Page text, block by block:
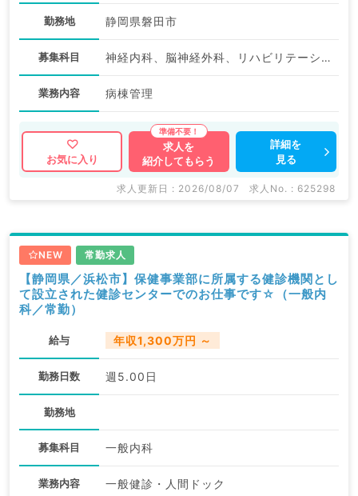
勤務地 静岡県磐田市
募集科目 神経内科、脳神経外科、リハビリテーション科、一般内科、呼吸器内科
業務内容 病棟管理
お気に入り
求人を
紹介してもらう
詳細を
見る
求人更新日 : 2026/08/07 求人No. : 625298
NEW 常勤求人
【静岡県／浜松市】保健事業部に所属する健診機関とし
て設立された健診センターでのお仕事です☆（一般内
科／常勤）
給与 年収1,300万円 ～
勤務日数 週5.00日
勤務地
募集科目 一般内科
業務内容 一般健診・人間ドック